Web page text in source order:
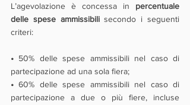
L’agevolazione è concessa in percentuale
delle spese ammissibili secondo i seguenti
criteri:
• 50% delle spese ammissibili nel caso di
partecipazione ad una sola fiera;
• 60% delle spese ammissibili nel caso di
partecipazione a due o più fiere, incluse